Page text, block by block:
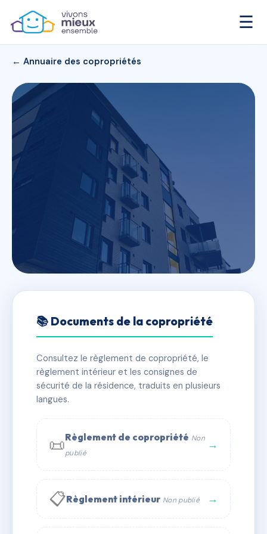
☰
← Annuaire des copropriétés
55 RUE DU CHATEAU
✓ Immatriculée 🏠 15 lots 🏗 1 bâtiment(s)
📞 Contacter Syndic Digital
📚 Documents de la copropriété
Consultez le règlement de copropriété, le
règlement intérieur et les consignes de
sécurité de la résidence, traduits en plusieurs
langues.
📜Règlement de copropriété Non
publié
→
📋Règlement intérieur Non publié →